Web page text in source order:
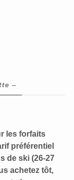
–
les forfaits
préférentiel
de ski (26-27
achetez tôt,